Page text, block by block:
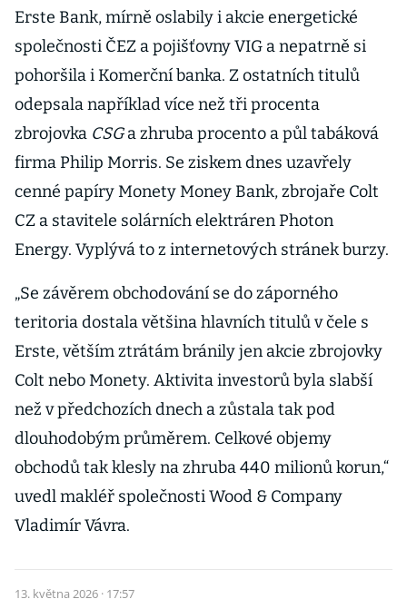
Erste Bank, mírně oslabily i akcie energetické
společnosti ČEZ a pojišťovny VIG a nepatrně si
pohoršila i Komerční banka. Z ostatních titulů
odepsala například více než tři procenta
zbrojovka CSGa zhruba procento a půl tabáková
firma Philip Morris. Se ziskem dnes uzavřely
cenné papíry Monety Money Bank, zbrojaře Colt
CZ a stavitele solárních elektráren Photon
Energy. Vyplývá to z internetových stránek burzy.
„Se závěrem obchodování se do záporného
teritoria dostala většina hlavních titulů v čele s
Erste, větším ztrátám bránily jen akcie zbrojovky
Colt nebo Monety. Aktivita investorů byla slabší
než v předchozích dnech a zůstala tak pod
dlouhodobým průměrem. Celkové objemy
obchodů tak klesly na zhruba 440 milionů korun,“
uvedl makléř společnosti Wood & Company
Vladimír Vávra.
13. května 2026 · 17:57